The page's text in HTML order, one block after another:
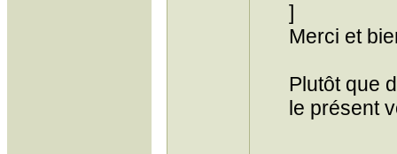
]
Merci et
Plutôt que
le présent